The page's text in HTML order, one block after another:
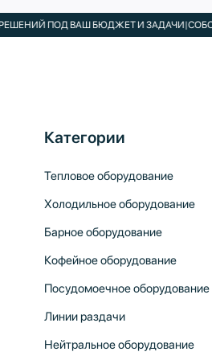
ПОД ВАШ БЮДЖЕТ И ЗАДАЧИ|
Категории
Тепловое оборудование
Холодильное оборудование
Барное оборудование
Кофейное оборудование
Посудомоечное оборудование
Линии раздачи
Нейтральное оборудование